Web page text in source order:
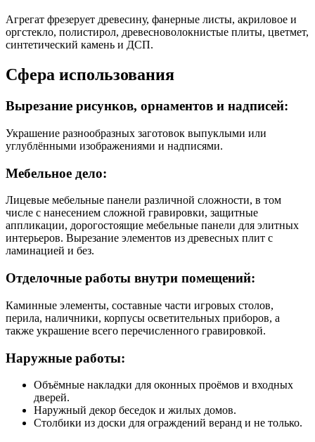
Агрегат фрезерует древесину, фанерные листы, акриловое и
оргстекло, полистирол, древесноволокнистые плиты, цветмет,
синтетический камень и ДСП.
Сфера использования
Вырезание рисунков, орнаментов и надписей:
Украшение разнообразных заготовок выпуклыми или
углублёнными изображениями и надписями.
Мебельное дело:
Лицевые мебельные панели различной сложности, в том
числе с нанесением сложной гравировки, защитные
аппликации, дорогостоящие мебельные панели для элитных
интерьеров. Вырезание элементов из древесных плит с
ламинацией и без.
Отделочные работы внутри помещений:
Каминные элементы, составные части игровых столов,
перила, наличники, корпусы осветительных приборов, а
также украшение всего перечисленного гравировкой.
Наружные работы:
Объёмные накладки для оконных проёмов и входных
дверей.
Наружный декор беседок и жилых домов.
Столбики из доски для ограждений веранд и не только.